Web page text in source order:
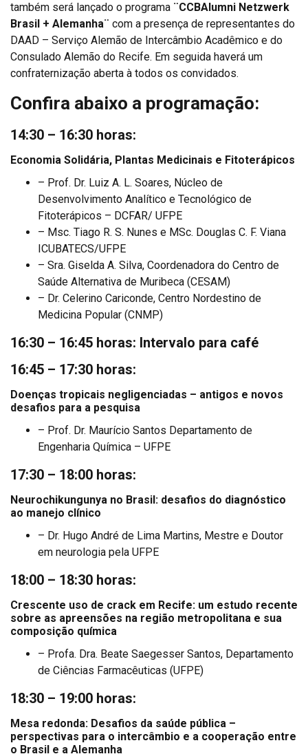
também será lançado o programa ¨CCBAlumni Netzwerk
Brasil + Alemanha¨ com a presença de representantes do
DAAD – Serviço Alemão de Intercâmbio Acadêmico e do
Consulado Alemão do Recife. Em seguida haverá um
confraternização aberta à todos os convidados.
Confira abaixo a programação:
14:30 – 16:30 horas:
Economia Solidária, Plantas Medicinais e Fitoterápicos
– Prof. Dr. Luiz A. L. Soares, Núcleo de
Desenvolvimento Analítico e Tecnológico de
Fitoterápicos – DCFAR/ UFPE
– Msc. Tiago R. S. Nunes e MSc. Douglas C. F. Viana
ICUBATECS/UFPE
– Sra. Giselda A. Silva, Coordenadora do Centro de
Saúde Alternativa de Muribeca (CESAM)
– Dr. Celerino Cariconde, Centro Nordestino de
Medicina Popular (CNMP)
16:30 – 16:45 horas: Intervalo para café
16:45 – 17:30 horas:
Doenças tropicais negligenciadas – antigos e novos
desafios para a pesquisa
– Prof. Dr. Maurício Santos Departamento de
Engenharia Química – UFPE
17:30 – 18:00 horas:
Neurochikungunya no Brasil: desafios do diagnóstico
ao manejo clínico
– Dr. Hugo André de Lima Martins, Mestre e Doutor
em neurologia pela UFPE
18:00 – 18:30 horas:
Crescente uso de crack em Recife: um estudo recente
sobre as apreensões na região metropolitana e sua
composição química
– Profa. Dra. Beate Saegesser Santos, Departamento
de Ciências Farmacêuticas (UFPE)
18:30 – 19:00 horas:
Mesa redonda: Desafios da saúde pública –
perspectivas para o intercâmbio e a cooperação entre
o Brasil e a Alemanha